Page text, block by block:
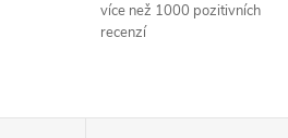
více než 1000 pozitivních
recenzí